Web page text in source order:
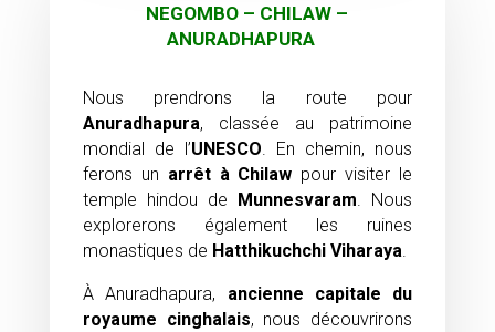
NEGOMBO – CHILAW –
ANURADHAPURA
Nous prendrons la route pour
Anuradhapura, classée au patrimoine
mondial de l’UNESCO . En chemin, nous
ferons un arrêt à Chilaw pour visiter le
temple hindou de Munnesvaram . Nous
explorerons également les ruines
monastiques de Hatthikuchchi Viharaya
À Anuradhapura, ancienne capitale du
royaume cinghalais, nous découvrirons